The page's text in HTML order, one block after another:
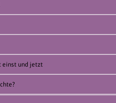
einst und jetzt